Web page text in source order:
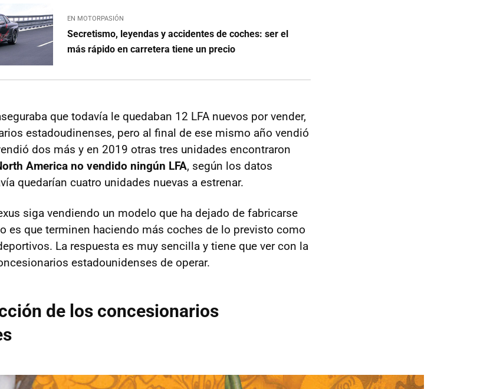
EN MOTORPASIÓN
Secretismo, leyendas y accidentes de coches: ser el
más rápido en carretera tiene un precio
que todavía le quedaban 12 LFA nuevos por vender,
estadoudinenses, pero al final de ese mismo año vendió
dos más y en 2019 otras tres unidades encontraron
America no vendido ningún LFA, según los datos
quedarían cuatro unidades nuevas a estrenar.
siga vendiendo un modelo que ha dejado de fabricarse
es que terminen haciendo más coches de lo previsto como
La respuesta es muy sencilla y tiene que ver con la
estadounidenses de operar.
de los concesionarios